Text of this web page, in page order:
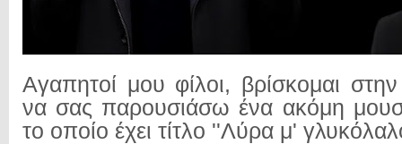
Αγαπητοί μου φίλοι, βρίσκομαι
να σας παρουσιάσω ένα ακόμη
το οποίο έχει τίτλο ''Λύρα μ'